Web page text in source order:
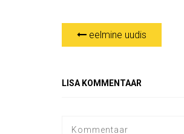
eelmine uudis
LISA KOMMENTAAR